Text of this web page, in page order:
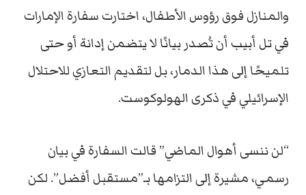
والمنازل فوق رؤوس الأطفال، اختارت سفارة الإمارات
في تل أبيب أن تُصدر بيانًا لا يتضمن إدانة أو حتى
تلميحًا إلى هذا الدمار، بل لتقديم التعازي للاحتلال
الإسرائيلي في ذكرى الهولوكوست.
“لن ننسى أهوال الماضي” قالت السفارة في بيان
رسمي، مشيرة إلى التزامها بـ”مستقبل أفضل”. لكن